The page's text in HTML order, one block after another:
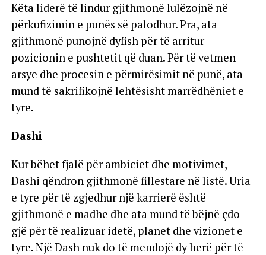
Këta liderë të lindur gjithmonë lulëzojnë në
përkufizimin e punës së palodhur. Pra, ata
gjithmonë punojnë dyfish për të arritur
pozicionin e pushtetit që duan. Për të vetmen
arsye dhe procesin e përmirësimit në punë, ata
mund të sakrifikojnë lehtësisht marrëdhëniet e
tyre.
Dashi
Kur bëhet fjalë për ambiciet dhe motivimet,
Dashi qëndron gjithmonë fillestare në listë. Uria
e tyre për të zgjedhur një karrierë është
gjithmonë e madhe dhe ata mund të bëjnë çdo
gjë për të realizuar idetë, planet dhe vizionet e
tyre. Një Dash nuk do të mendojë dy herë për të